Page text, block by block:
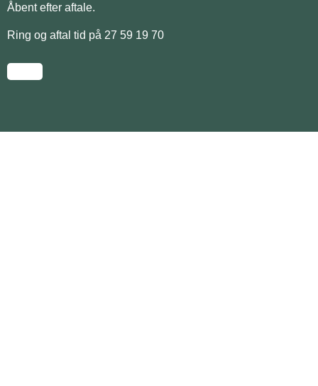
Åbent efter aftale.
Ring og aftal tid på 27 59 19 70